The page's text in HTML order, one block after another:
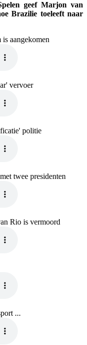
geef Marjon van
Brazilie toeleeft naar
aangekomen
vervoer
politie
twee presidenten
Rio is vermoord
...